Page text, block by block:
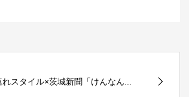
れスタイル×茨城新聞「けんなん...